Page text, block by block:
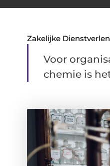
Zakelijke
Voor
chemie is